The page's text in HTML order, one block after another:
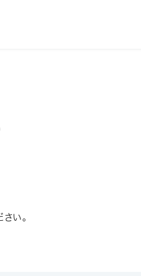
い。